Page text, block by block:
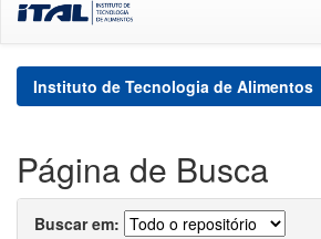
navigation
Instituto de Tecnologia de Alimentos
Página de Busca
Buscar em: